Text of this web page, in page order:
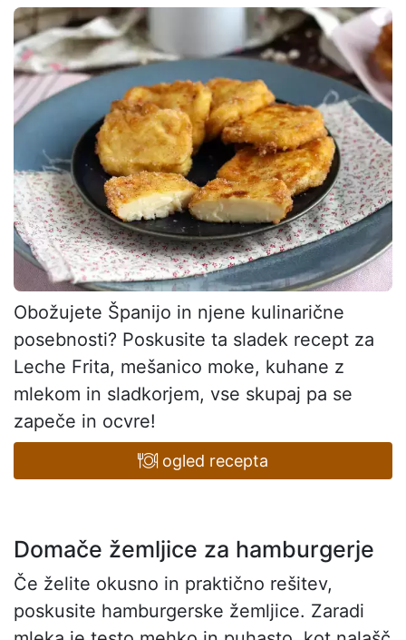
Obožujete Španijo in njene kulinarične
posebnosti? Poskusite ta sladek recept za
Leche Frita, mešanico moke, kuhane z
mlekom in sladkorjem, vse skupaj pa se
zapeče in ocvre!
ogled recepta
Domače žemljice za hamburgerje
Če želite okusno in praktično rešitev,
poskusite hamburgerske žemljice. Zaradi